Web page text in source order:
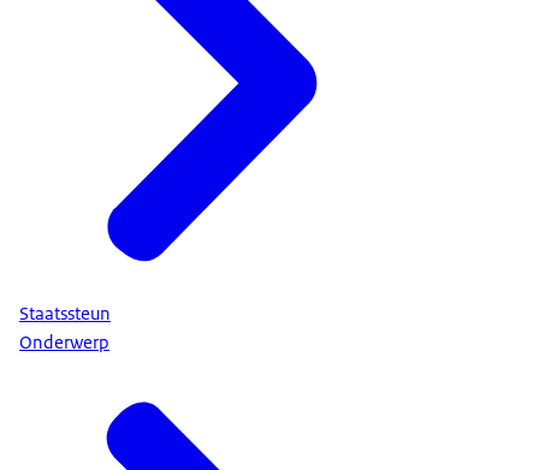
Staatssteun
Onderwerp